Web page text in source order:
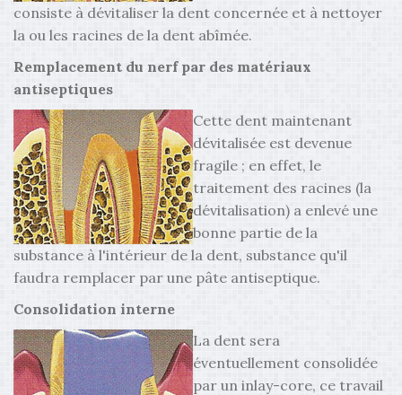
consiste à dévitaliser la dent concernée et à nettoyer
la ou les racines de la dent abîmée.
Remplacement du nerf par des matériaux
antiseptiques
Cette dent maintenant
dévitalisée est devenue
fragile ; en effet, le
traitement des racines (la
dévitalisation) a enlevé une
bonne partie de la
substance à l'intérieur de la dent, substance qu'il
faudra remplacer par une pâte antiseptique.
Consolidation interne
La dent sera
éventuellement consolidée
par un inlay-core, ce travail